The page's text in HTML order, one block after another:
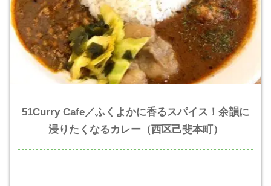
51Curry Cafe／ふくよかに香るスパイス！余韻に
浸りたくなるカレー（西区己斐本町）